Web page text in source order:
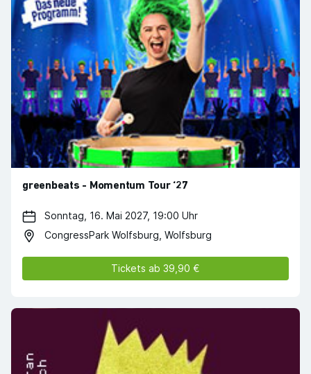
greenbeats - Momentum Tour ‘27
Sonntag, 16. Mai 2027, 19:00 Uhr
CongressPark Wolfsburg, Wolfsburg
Tickets ab 39,90 €